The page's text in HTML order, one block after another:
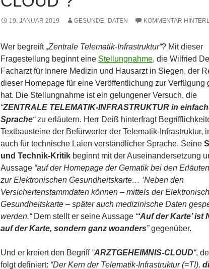
19. JANUAR 2019 GESUNDE_DATEN KOMMENTAR
Wer begreift„Zentrale Telematik-Infrastruktur“? Mit dieser
Fragestellung beginnt eine Stellungnahme, die Wilfried
Facharzt für Innere Medizin und Hausarzt in Siegen, der
dieser Homepage für eine Veröffentlichung zur Verfügung
hat. Die Stellungnahme ist ein gelungener Versuch, die
“ZENTRALE TELEMATIK-INFRASTRUKTUR in
Sprache“zu erläutern. Herr Deiß hinterfragt
Textbausteine der Befürworter der Telematik-Infrastruktur,
auch für technische Laien verständlicher Sprache. Seine
und Technik-Kritik beginnt mit der Auseinandersetzung
Aussage “auf der Homepage der Gematik bei den
zur Elektronischen Gesundheitskarte… ‘Neben den
Versichertenstammdaten können – mittels der
Gesundheitskarte – später auch medizinische Daten
werden.“Dem stellt er seine Aussage “‘Auf der Karte’ ist
auf der Karte, sondern ganz woanders”gegenüber.
Und er kreiert den Begriff “ARZTGEHEIMNIS-CLOUD“,
folgt definiert: “Der Kern der Telematik-Infrastruktur (=TI),